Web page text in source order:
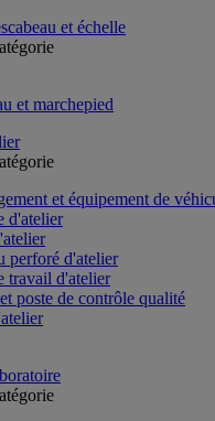
et échelle
et marchepied
et équipement de
d'atelier
perforé d'atelier
travail d'atelier
poste de contrôle qualité